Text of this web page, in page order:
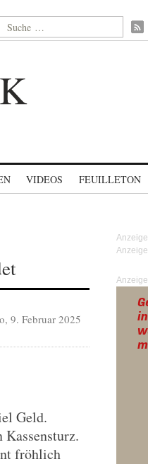
nach:
VIDEOS FEUILLETON
9. Februar 2025
Geld.
fröhlich
Anzeige